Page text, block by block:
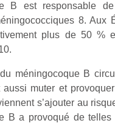
B est responsable
8. Aux
plus de 50 %
méningocoque B
aussi muter et
s’ajouter au
B a provoqué de